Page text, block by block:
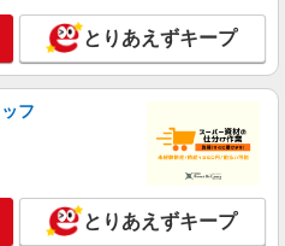
家電アドバイザー資格をお持ちの
合わせて2500〜5000円/月支給 ※
（チーフセ
ザー）に昇格すると16600円/月支
を紹介頂くと, イン
市の家電量販店
詳細を見る
・アドバイザースタッフ
り・
社規定あり ※アルバイト除
とりあえずキープ
フ
とりあえずキープ